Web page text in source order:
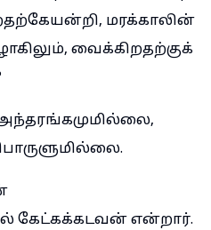
மரக்காலின்
வைக்கிறதற்குக்
கேட்கக்கடவன் என்றார்.